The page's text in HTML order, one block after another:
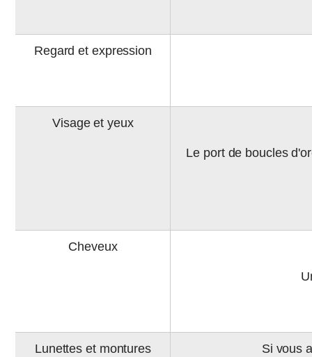
Regard et expression
Visage et yeux
Le port de boucles
Cheveux
Lunettes et montures Si vous